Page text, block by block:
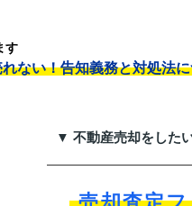
す
ない！告知義務と対処法
▼ 不動産売却をした